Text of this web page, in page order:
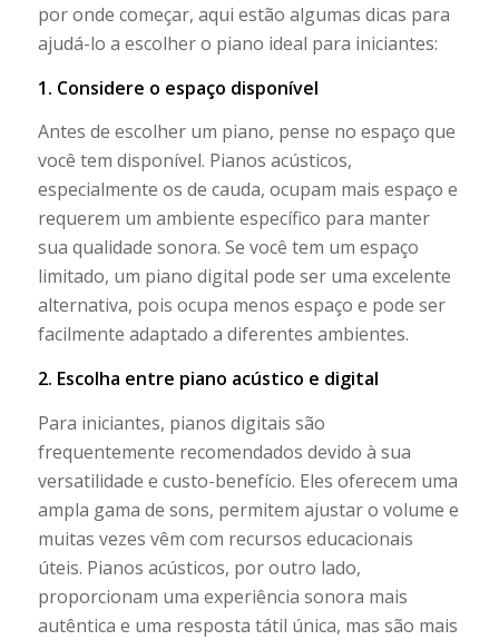
por onde começar, aqui estão algumas dicas para
ajudá-lo a escolher o piano ideal para iniciantes:
1. Considere o espaço disponível
Antes de escolher um piano, pense no espaço que
você tem disponível. Pianos acústicos,
especialmente os de cauda, ocupam mais espaço e
requerem um ambiente específico para manter
sua qualidade sonora. Se você tem um espaço
limitado, um piano digital pode ser uma excelente
alternativa, pois ocupa menos espaço e pode ser
facilmente adaptado a diferentes ambientes.
2. Escolha entre piano acústico e digital
Para iniciantes, pianos digitais são
frequentemente recomendados devido à sua
versatilidade e custo-benefício. Eles oferecem uma
ampla gama de sons, permitem ajustar o volume e
muitas vezes vêm com recursos educacionais
úteis. Pianos acústicos, por outro lado,
proporcionam uma experiência sonora mais
autêntica e uma resposta tátil única, mas são mais